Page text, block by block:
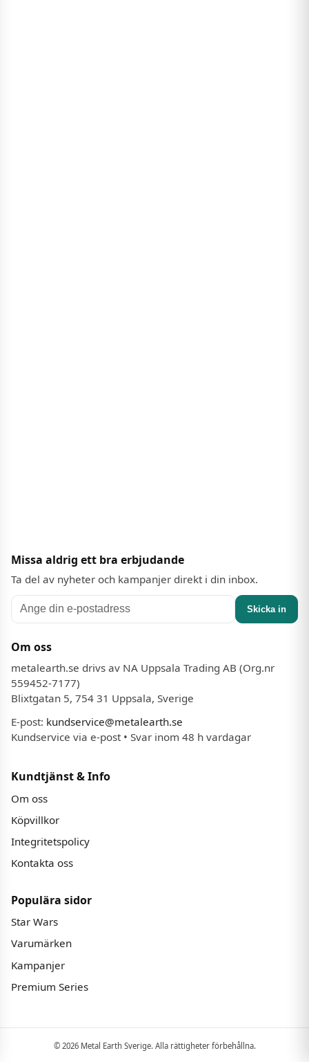
Missa aldrig ett bra erbjudande
Ta del av nyheter och kampanjer direkt i din inbox.
Skicka in
Om oss
metalearth.se drivs av NA Uppsala Trading AB (Org.nr
559452-7177)
Blixtgatan 5, 754 31 Uppsala, Sverige
E-post: kundservice@metalearth.se
Kundservice via e-post • Svar inom 48 h vardagar
Kundtjänst & Info
Om oss
Köpvillkor
Integritetspolicy
Kontakta oss
Populära sidor
Star Wars
Varumärken
Kampanjer
Premium Series
© 2026 Metal Earth Sverige. Alla rättigheter förbehållna.